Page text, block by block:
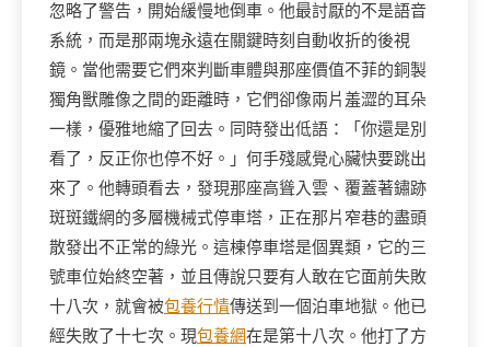
忽略了警告，開始緩慢地倒車。他最討厭的不是語音
系統，而是那兩塊永遠在關鍵時刻自動收折的後視
鏡。當他需要它們來判斷車體與那座價值不菲的銅製
獨角獸雕像之間的距離時，它們卻像兩片羞澀的耳朵
一樣，優雅地縮了回去。同時發出低語：「你還是別
看了，反正你也停不好。」何手殘感覺心臟快要跳出
來了。他轉頭看去，發現那座高聳入雲、覆蓋著鏽跡
斑斑鐵網的多層機械式停車塔，正在那片窄巷的盡頭
散發出不正常的綠光。這棟停車塔是個異類，它的三
號車位始終空著，並且傳說只要有人敢在它面前失敗
十八次，就會被包養行情傳送到一個泊車地獄。他已
經失敗了十七次。現包養網在是第十八次。他打了方